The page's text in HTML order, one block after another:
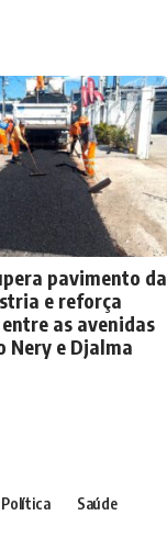
pavimento da
e reforça
as avenidas
Nery e Djalma
Política Saúde